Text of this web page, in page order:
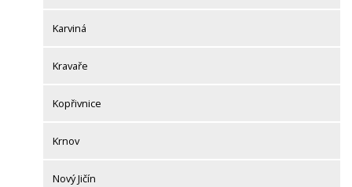
Karviná
Kravaře
Kopřivnice
Krnov
Nový Jičín